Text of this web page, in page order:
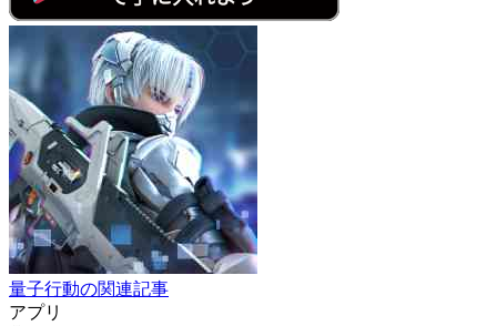
量子行動の関連記事
アプリ